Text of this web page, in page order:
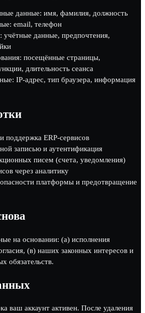
данные: имя, фамилия, должность
email, телефон
учётные данные, предпочтения,
посещённые страницы,
длительность сеанса
IP-адрес, тип браузера, информация
поддержка ERP-сервисов
записью и аутентификация
писем (счета, уведомления)
через аналитику
платформы и предотвращение
на основании: (а) исполнения
(в) наших законных интересов и
обязательств.
ваш аккаунт активен. После удаления